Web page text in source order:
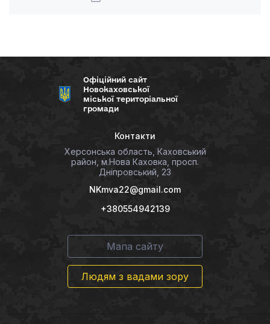
Офіційний сайт
Новокаховської
міської територіальної
громади
Контакти
Херсонська область, Каховський
район, м.Нова Каховка, просп.
Дніпровський, 23
NKmva22@gmail.com
+380554942139
Мапа сайту
Людям з вадами зору